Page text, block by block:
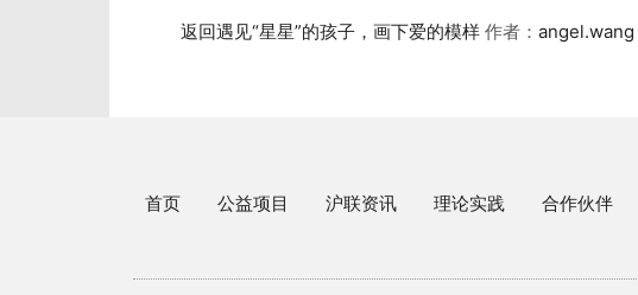
返回遇见“星星”的孩子，画下爱的模样 作者： angel.wang
首页 公益项目 沪联资讯 理论实践 合作伙伴